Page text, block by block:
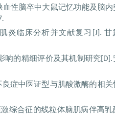
血性脑卒中大鼠记忆功能及脑内
炎临床分析并文献复习 [J]. 甘
响的精细评价及其机制研究 [D].
症中医证型与肌酸激酶的相关
综合征的线粒体脑肌病伴高乳